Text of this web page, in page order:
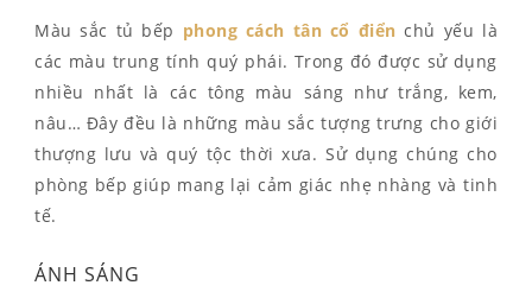
Màu sắc tủ bếp phong cách tân cổ điển chủ yếu là
các màu trung tính quý phái. Trong đó được sử dụng
nhiều nhất là các tông màu sáng như trắng, kem,
nâu… Đây đều là những màu sắc tượng trưng cho giới
thượng lưu và quý tộc thời xưa. Sử dụng chúng cho
phòng bếp giúp mang lại cảm giác nhẹ nhàng và tinh
tế.
ÁNH SÁNG